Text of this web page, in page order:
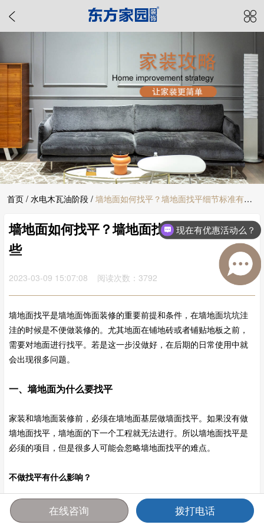
首页 / 水电木瓦油阶段 / 墙地面如何找平？墙地面找平细节标准有哪
些
墙地面如何找平？墙地面找平细节标准有哪
些
2023-03-09 15:07:08 阅读次数：3792
墙地面找平是墙地面饰面装修的重要前提和条件，在墙地面坑坑洼
洼的时候是不便做装修的。尤其地面在铺地砖或者铺贴地板之前，
需要对地面进行找平。若是这一步没做好，在后期的日常使用中就
会出现很多问题。
一、墙地面为什么要找平
家装和墙地面装修前，必须在墙地面基层做墙面找平。如果没有做
墙地面找平，墙地面的下一个工程就无法进行。所以墙地面找平是
必须的项目，但是很多人可能会忽略墙地面找平的难点。
不做找平有什么影响？
1、影响后期施工质量，比如地板、瓷砖铺贴受限制，会出现起翘、
破损，脚踩时有嘎吱异响。墙面后期出现不同程度的开裂、空鼓、
首页 报价 电话 咨询
现在有优惠活动么？
在线咨询 拨打电话